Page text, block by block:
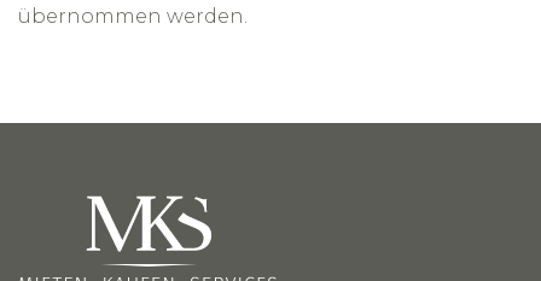
übernommen werden.